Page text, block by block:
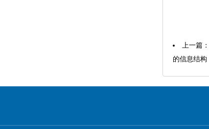
上一篇：
的信息结构